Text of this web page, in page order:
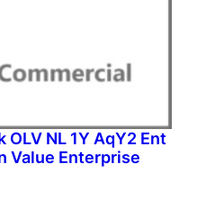
OLV NL 1Y AqY2 Ent
Value Enterprise